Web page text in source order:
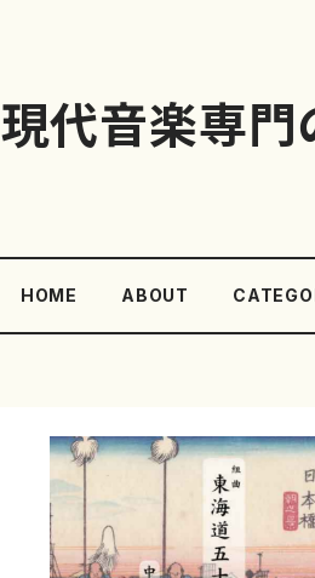
現代音楽専
HOME ABOUT